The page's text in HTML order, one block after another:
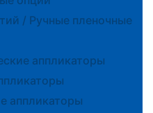
/ Ручные пленочные
аппликаторы
аппликаторы